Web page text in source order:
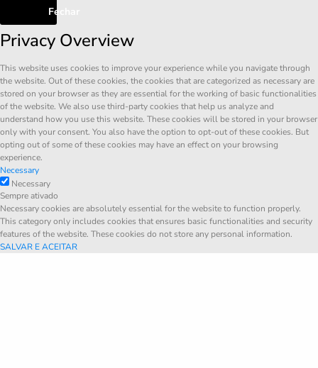
Fechar
Privacy Overview
This website uses cookies to improve your experience while you navigate through
the website. Out of these cookies, the cookies that are categorized as necessary are
stored on your browser as they are essential for the working of basic functionalities
of the website. We also use third-party cookies that help us analyze and
understand how you use this website. These cookies will be stored in your browser
only with your consent. You also have the option to opt-out of these cookies. But
opting out of some of these cookies may have an effect on your browsing
experience.
Necessary
Necessary
Sempre ativado
Necessary cookies are absolutely essential for the website to function properly.
This category only includes cookies that ensures basic functionalities and security
features of the website. These cookies do not store any personal information.
SALVAR E ACEITAR